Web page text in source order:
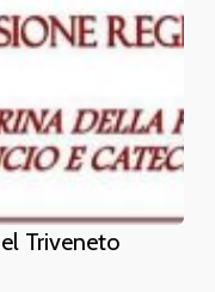
Triveneto